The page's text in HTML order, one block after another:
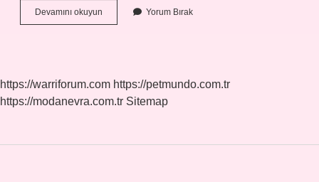
Devamını okuyun
Işlem
Yorum Bırak
https://warriforum.com https://petmundo.com.tr
https://modanevra.com.tr Sitemap